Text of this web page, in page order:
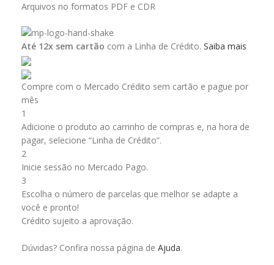
Arquivos no formatos PDF e CDR
Até 12x sem cartão com a Linha de Crédito. Saiba mais
Compre com o Mercado Crédito sem cartão e pague por
mês
1
Adicione o produto ao carrinho de compras e, na hora de
pagar, selecione “Linha de Crédito”.
2
Inicie sessão no Mercado Pago.
3
Escolha o número de parcelas que melhor se adapte a
você e pronto!
Crédito sujeito a aprovação.
Dúvidas? Confira nossa página de Ajuda.